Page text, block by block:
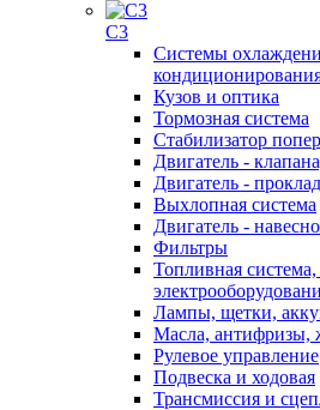
C3
Системы
Кузов и оптика
Тормозная система
Стабилизатор
Двигатель -
Двигатель -
Выхлопная система
Двигатель -
Фильтры
Топливная
Лампы, щетки,
Масла, антифризы,
Рулевое управление
Подвеска и ходовая
Трансмиссия и